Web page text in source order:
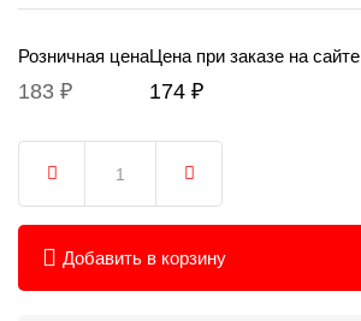
Розничная цена
183 ₽
Цена при заказе на сайте
174 ₽
Добавить в корзину